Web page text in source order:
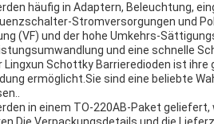
häufig in Adaptern, Beleuchtung,
Stromversorgungen und
(VF) und der hohe Umkehrs-
und eine schnelle
Schottky Barrieredioden ist
ermöglicht.Sie sind eine beliebte
in einem TO-220AB-Paket